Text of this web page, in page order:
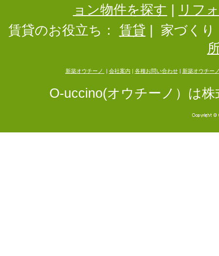
ョン物件を探す
リフ
賃貸のお役立ち：
賃貸
家づくり
新築オウチーノ 会社案内 各種お問い合わせ| 新築オウチー
O-uccino(オウチーノ）は